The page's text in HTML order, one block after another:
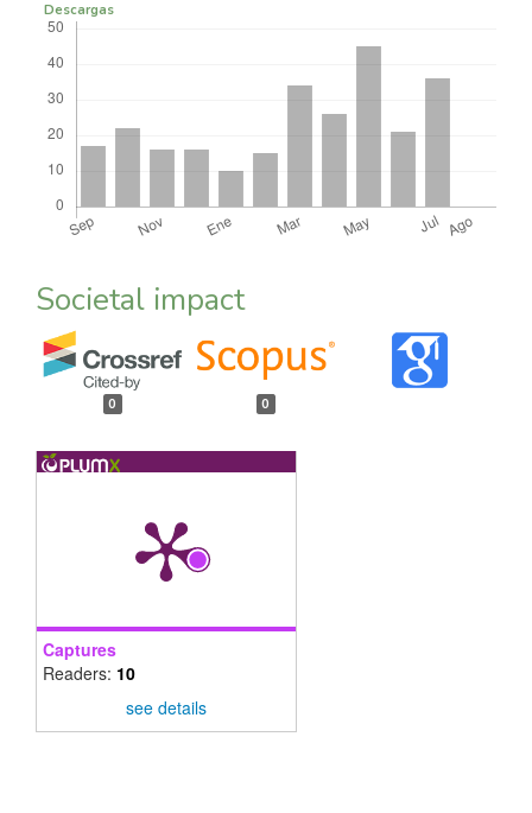
Descargas
Societal impact
0 0
Captures
Readers: 10
see details